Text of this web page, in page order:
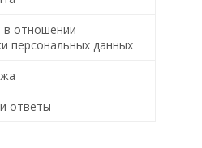
в отношении
персональных данных
ответы